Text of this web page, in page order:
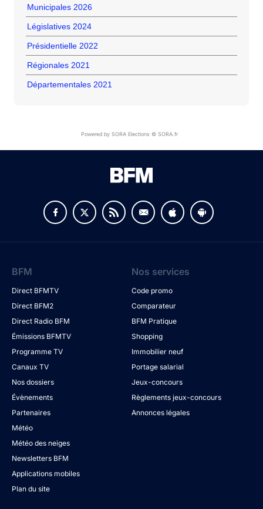
Municipales 2026
Législatives 2024
Présidentielle 2022
Régionales 2021
Départementales 2021
Powered by SORA Elections © SORA.fr
BFM
Direct BFMTV
Direct BFM2
Direct Radio BFM
Émissions BFMTV
Programme TV
Canaux TV
Nos dossiers
Évènements
Partenaires
Météo
Météo des neiges
Newsletters BFM
Applications mobiles
Plan du site
Nos services
Code promo
Comparateur
BFM Pratique
Shopping
Immobilier neuf
Portage salarial
Jeux-concours
Règlements jeux-concours
Annonces légales